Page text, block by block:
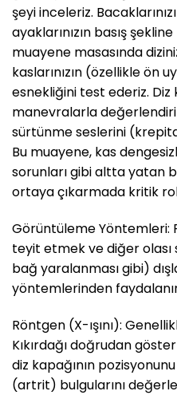
şeyi inceleriz.
ayaklarınızın basış
muayene masasında
kaslarınızın (özellikle ön
esnekliğini test ederiz. Diz
manevralarla
sürtünme seslerini
Bu muayene, kas
sorunları gibi altta yatan
ortaya çıkarmada kritik
Görüntüleme Yöntemleri:
teyit etmek ve diğer olası
bağ yaralanması gibi)
yöntemlerinden
Röntgen (X-ışını):
Kıkırdağı doğrudan
diz kapağının
(artrit) bulgularını